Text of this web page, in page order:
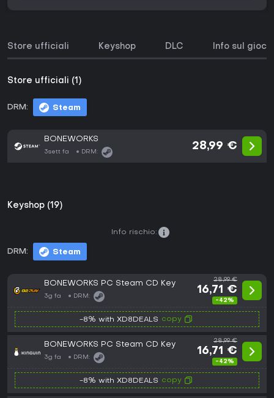
Store ufficiali Keyshop DLC Info sul gioco
Store ufficiali (1)
DRM: Steam
BONEWORKS
3sett fa DRM:
28,99 €
Keyshop (19)
DRM: Steam
Info rischio:
BONEWORKS PC Steam CD Key
3g fa DRM:
28,99 €
16,71 €
-42%
-8% with XD8DEALS copy
BONEWORKS PC Steam CD Key
3g fa DRM:
28,99 €
16,71 €
-42%
-8% with XD8DEALS copy